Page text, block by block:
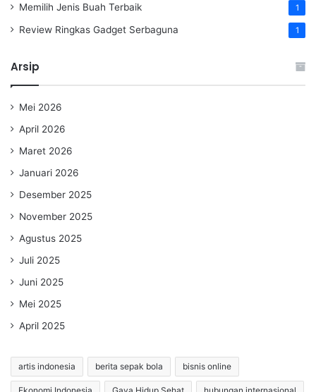
Memilih Jenis Buah Terbaik 1
Review Ringkas Gadget Serbaguna 1
Arsip
Mei 2026
April 2026
Maret 2026
Januari 2026
Desember 2025
November 2025
Agustus 2025
Juli 2025
Juni 2025
Mei 2025
April 2025
artis indonesia berita sepak bola bisnis online